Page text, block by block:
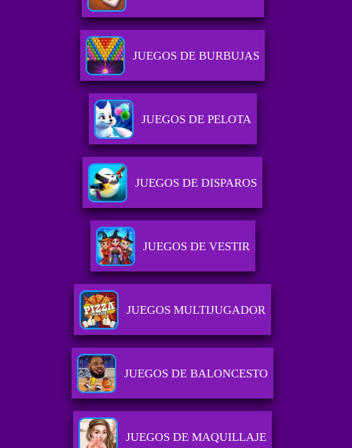
JUEGOS DE BURBUJAS
JUEGOS DE PELOTA
JUEGOS DE DISPAROS
JUEGOS DE VESTIR
JUEGOS MULTIJUGADOR
JUEGOS DE BALONCESTO
JUEGOS DE MAQUILLAJE